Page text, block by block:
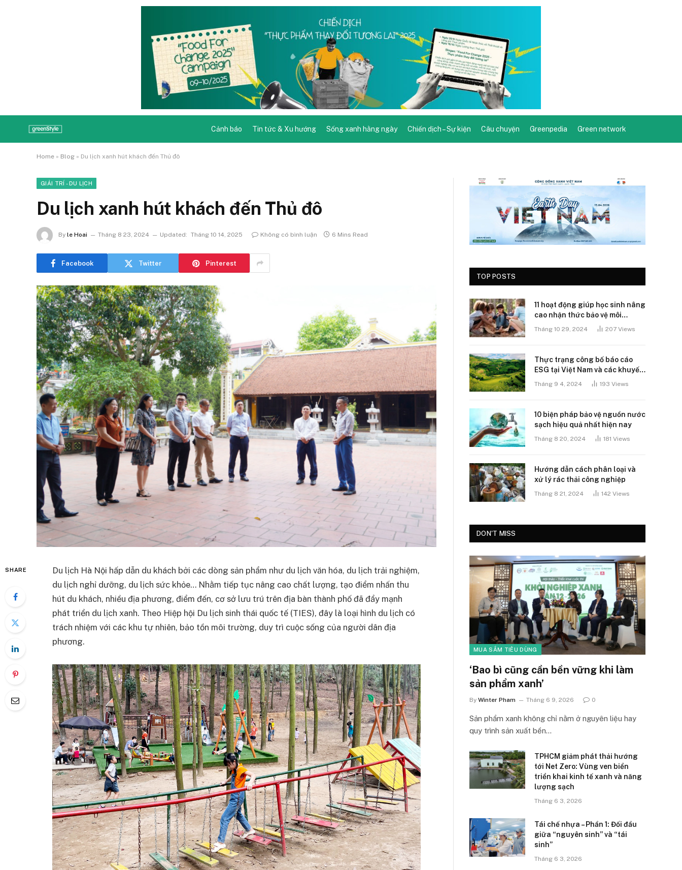
Cảnh báo Tin tức & Xu hướng Sống xanh hằng ngày Chiến dịch – Sự kiện Câu chuyện Greenpedia Green network
Home » Blog » Du lịch xanh hút khách đến Thủ đô
GIẢI TRÍ - DU LỊCH
Du lịch xanh hút khách đến Thủ đô
By le Hoai Tháng 8 23, 2024 Updated: Tháng 10 14, 2025 Không có bình luận 6 Mins Read
Facebook Twitter Pinterest
SHARE
Du lịch Hà Nội hấp dẫn du khách bởi các dòng sản phẩm như du lịch văn hóa, du lịch trải nghiệm,
du lịch nghỉ dưỡng, du lịch sức khỏe… Nhằm tiếp tục nâng cao chất lượng, tạo điểm nhấn thu
hút du khách, nhiều địa phương, điểm đến, cơ sở lưu trú trên địa bàn thành phố đã đẩy mạnh
phát triển du lịch xanh. Theo Hiệp hội Du lịch sinh thái quốc tế (TIES), đây là loại hình du lịch có
trách nhiệm với các khu tự nhiên, bảo tồn môi trường, duy trì cuộc sống của người dân địa
phương.
TOP POSTS
11 hoạt động giúp học sinh nâng
cao nhận thức bảo vệ môi
trường
Tháng 10 29, 2024 207 Views
Thực trạng công bố báo cáo
ESG tại Việt Nam và các khuyến
nghị
Tháng 9 4, 2024 193 Views
10 biện pháp bảo vệ nguồn nước
sạch hiệu quả nhất hiện nay
Tháng 8 20, 2024 181 Views
Hướng dẫn cách phân loại và
xử lý rác thải công nghiệp
Tháng 8 21, 2024 142 Views
DON'T MISS
MUA SẮM TIÊU DÙNG
‘Bao bì cũng cần bền vững khi làm
sản phẩm xanh’
By Winter Pham Tháng 6 9, 2026 0
Sản phẩm xanh không chỉ nằm ở nguyên liệu hay
quy trình sản xuất bền…
TPHCM giảm phát thải hướng
tới Net Zero: Vùng ven biển
triển khai kinh tế xanh và năng
lượng sạch
Tháng 6 3, 2026
Tái chế nhựa – Phần 1: Đối đầu
giữa “nguyên sinh” và “tái
sinh”
Tháng 6 3, 2026